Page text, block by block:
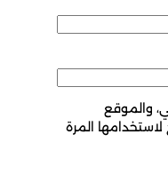
والموقع
المرة